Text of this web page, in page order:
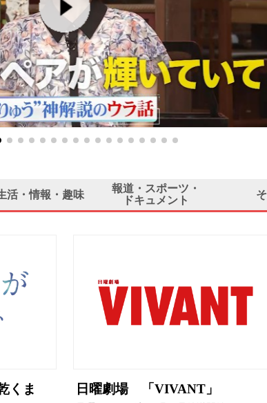
活・情報・趣味
報道・スポーツ・
ドキュメント
くま
日曜劇場 「VIVANT」